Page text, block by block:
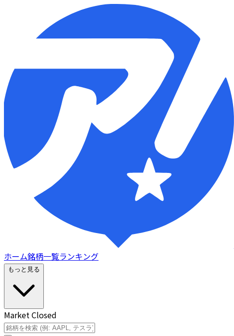
ホーム銘柄一覧ランキング
もっと見る
Market Closed